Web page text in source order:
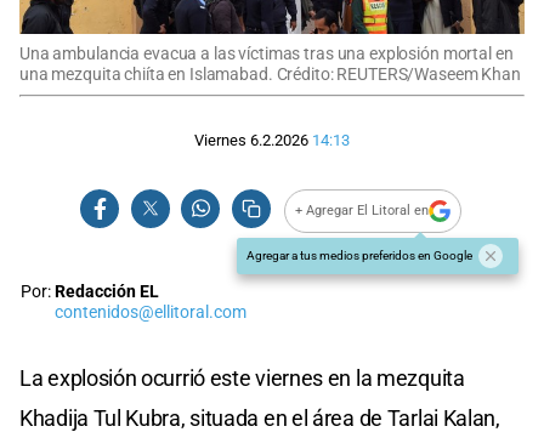
Una ambulancia evacua a las víctimas tras una explosión mortal en
una mezquita chiíta en Islamabad. Crédito: REUTERS/Waseem Khan
Viernes 6.2.2026 14:13
+ Agregar El Litoral en
Agregar a tus medios preferidos en Google
Por:Redacción EL
contenidos@ellitoral.com
La explosión ocurrió este viernes en la mezquita
Khadija Tul Kubra, situada en el área de Tarlai Kalan,